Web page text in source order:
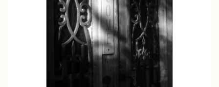
JPEG撮りっぱなし
ライカM11、M10-P、M240、SL